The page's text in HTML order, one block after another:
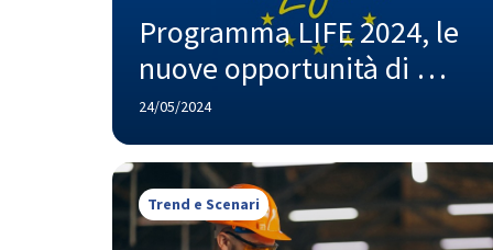
Programma LIFE 2024, le
nuove opportunità di
finanziamento per
un'Europa sostenibile
24/05/2024
Trend e Scenari